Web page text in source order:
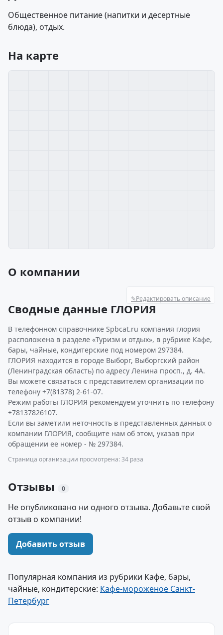
Общественное питание (напитки и десертные
блюда), отдых.
На карте
О компании
✎Редактировать описание
Сводные данные ГЛОРИЯ
В телефонном справочнике Spbcat.ru компания глория
расположена в разделе «Туризм и отдых», в рубрике Кафе,
бары, чайные, кондитерские под номером 297384.
ГЛОРИЯ находится в городе Выборг, Выборгский район
(Ленинградская область) по адресу Ленина просп., д. 4А.
Вы можете связаться с представителем организации по
телефону +7(81378) 2-61-07.
Режим работы ГЛОРИЯ рекомендуем уточнить по телефону
+78137826107.
Если вы заметили неточность в представленных данных о
компании ГЛОРИЯ, сообщите нам об этом, указав при
обращении ее номер - № 297384.
Страница организации просмотрена: 34 раза
Отзывы 0
Не опубликовано ни одного отзыва. Добавьте свой
отзыв о компании!
Добавить отзыв
Популярная компания из рубрики Кафе, бары,
чайные, кондитерские: Кафе-мороженое Санкт-
Петербург